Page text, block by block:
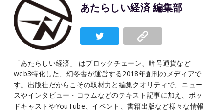
あたらしい経済 編集部
「あたらしい経済」 はブロックチェーン、暗号通貨など
web3特化した、幻冬舎が運営する2018年創刊のメディアで
す。出版社だからこその取材力と編集クオリティで、ニュー
スやインタビュー・コラムなどのテキスト記事に加え、ポッ
ドキャストやYouTube、イベント、書籍出版など様々な情報